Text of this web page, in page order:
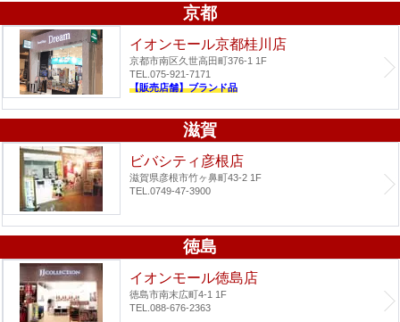
京都
イオンモール京都桂川店
京都市南区久世高田町376-1 1F
TEL.075-921-7171
【販売店舗】ブランド品
滋賀
ビバシティ彦根店
滋賀県彦根市竹ヶ鼻町43-2 1F
TEL.0749-47-3900
徳島
イオンモール徳島店
徳島市南末広町4-1 1F
TEL.088-676-2363